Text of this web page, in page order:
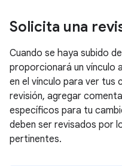
Solicita una
Cuando se haya subido
proporcionará un vínculo
en el vínculo para ver tus
revisión, agregar
específicos para tu
deben ser revisados por
pertinentes.